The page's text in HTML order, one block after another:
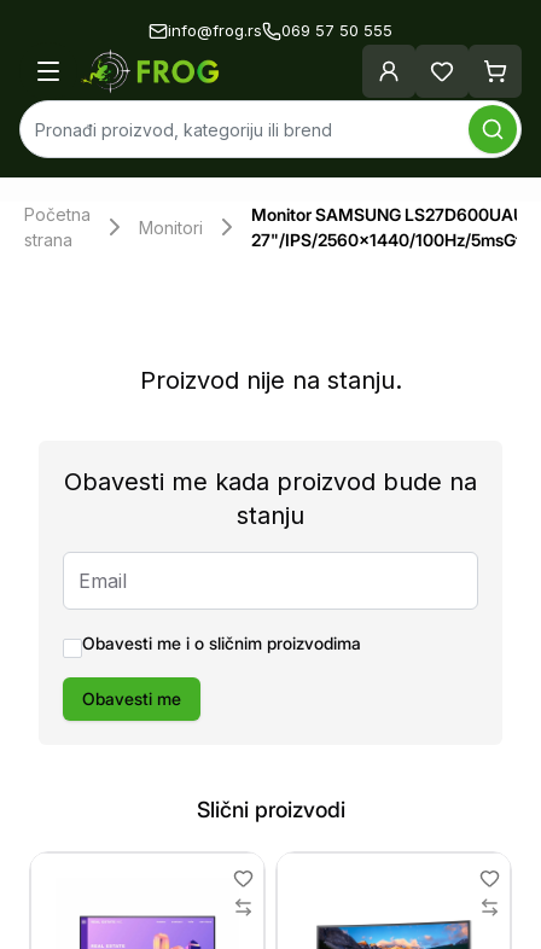
info@frog.rs 069 57 50 555
Početna
strana
Monitori
Monitor SAMSUNG
27"/IPS/2560x1440/100Hz/
Proizvod nije na stanju.
Obavesti me kada proizvod bude na
stanju
Obavesti me i o sličnim proizvodima
Obavesti me
Slični proizvodi